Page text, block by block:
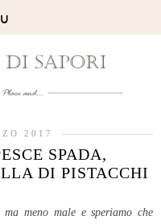
2017
SPADA,
DI PISTACCHI
meno male e speriamo che